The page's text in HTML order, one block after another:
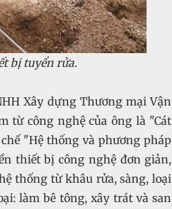
bị tuyển rửa.
Xây dựng Thương mại Vận
từ công nghệ của ông là "Cát
"Hệ thống và phương pháp
thiết bị công nghệ đơn giản,
thống từ khâu rửa, sàng, loại
làm bê tông, xây trát và san